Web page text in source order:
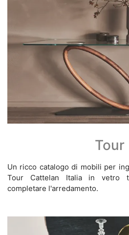
Tour
Un ricco catalogo di mobili per
Tour Cattelan Italia in vetro
completare l'arredamento.